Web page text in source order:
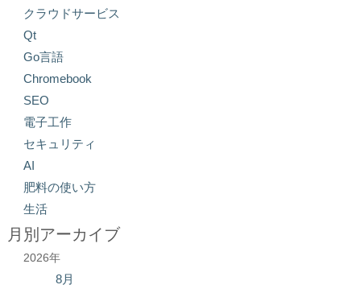
クラウドサービス
Qt
Go言語
Chromebook
SEO
電子工作
セキュリティ
AI
肥料の使い方
生活
月別アーカイブ
2026年
8月